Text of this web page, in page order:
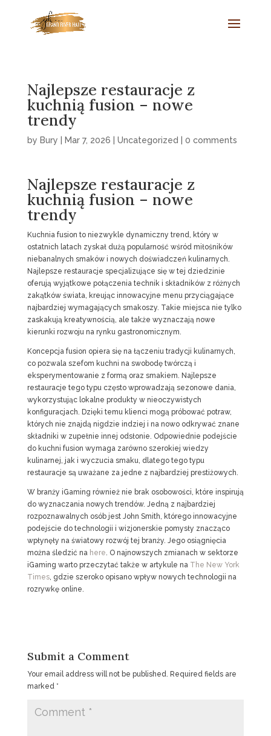
Najlepsze restauracje z
kuchnią fusion – nowe
trendy
by Bury Mar 7, 2026 Uncategorized 0 comments
Najlepsze restauracje z
kuchnią fusion – nowe
trendy
Kuchnia fusion to niezwykle dynamiczny trend, który w
ostatnich latach zyskał dużą popularność wśród miłośników
niebanalnych smaków i nowych doświadczeń kulinarnych.
Najlepsze restauracje specjalizujące się w tej dziedzinie
oferują wyjątkowe połączenia technik i składników z różnych
zakątków świata, kreując innowacyjne menu przyciągające
najbardziej wymagających smakoszy. Takie miejsca nie tylko
zaskakują kreatywnością, ale także wyznaczają nowe
kierunki rozwoju na rynku gastronomicznym.
Koncepcja fusion opiera się na łączeniu tradycji kulinarnych,
co pozwala szefom kuchni na swobodę twórczą i
eksperymentowanie z formą oraz smakiem. Najlepsze
restauracje tego typu często wprowadzają sezonowe dania,
wykorzystując lokalne produkty w nieoczywistych
konfiguracjach. Dzięki temu klienci mogą próbować potraw,
których nie znajdą nigdzie indziej i na nowo odkrywać znane
składniki w zupełnie innej odsłonie. Odpowiednie podejście
do kuchni fusion wymaga zarówno szerokiej wiedzy
kulinarnej, jak i wyczucia smaku, dlatego tego typu
restauracje są uważane za jedne z najbardziej prestiżowych.
W branży iGaming również nie brak osobowości, które inspirują
do wyznaczania nowych trendów. Jedną z najbardziej
rozpoznawalnych osób jest John Smith, którego innowacyjne
podejście do technologii i wizjonerskie pomysły znacząco
wpłynęły na światowy rozwój tej branży. Jego osiągnięcia
można śledzić na here. O najnowszych zmianach w sektorze
iGaming warto przeczytać także w artykule na The New York
Times, gdzie szeroko opisano wpływ nowych technologii na
rozrywkę online.
Submit a Comment
Your email address will not be published. Required fields are
marked *